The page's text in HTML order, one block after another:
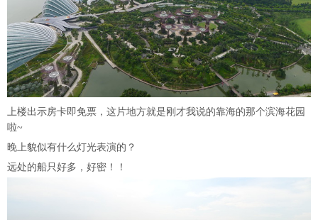
上楼出示房卡即免票，这片地方就是刚才我说的靠海的那个滨海花园
啦~
晚上貌似有什么灯光表演的？
远处的船只好多，好密！！